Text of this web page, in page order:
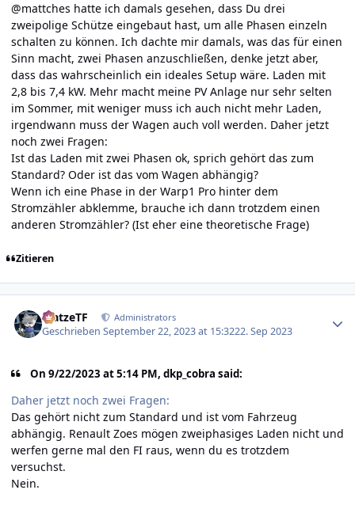
@mattches hatte ich damals gesehen, dass Du drei
zweipolige Schütze eingebaut hast, um alle Phasen einzeln
schalten zu können. Ich dachte mir damals, was das für einen
Sinn macht, zwei Phasen anzuschließen, denke jetzt aber,
dass das wahrscheinlich ein ideales Setup wäre. Laden mit
2,8 bis 7,4 kW. Mehr macht meine PV Anlage nur sehr selten
im Sommer, mit weniger muss ich auch nicht mehr Laden,
irgendwann muss der Wagen auch voll werden. Daher jetzt
noch zwei Fragen:
Ist das Laden mit zwei Phasen ok, sprich gehört das zum
Standard? Oder ist das vom Wagen abhängig?
Wenn ich eine Phase in der Warp1 Pro hinter dem
Stromzähler abklemme, brauche ich dann trotzdem einen
anderen Stromzähler? (Ist eher eine theoretische Frage)
Zitieren
MatzeTF Administrators
GeschriebenSeptember 22, 2023 at 15:3222. Sep 2023
On 9/22/2023 at 5:14 PM, dkp_cobra said:
Daher jetzt noch zwei Fragen:
Das gehört nicht zum Standard und ist vom Fahrzeug
abhängig. Renault Zoes mögen zweiphasiges Laden nicht und
werfen gerne mal den FI raus, wenn du es trotzdem
versuchst.
Nein.